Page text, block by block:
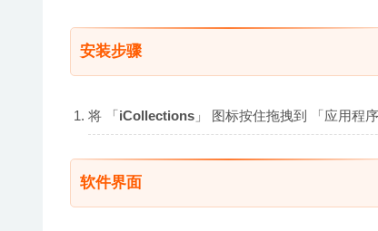
安装步骤
将 「iCollections 」 图标按住拖拽到 「应用程
软件界面